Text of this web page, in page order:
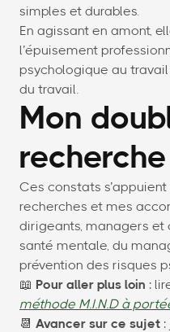
simples et durables.
En agissant en amont,
l’épuisement
psychologique au
du travail.
Mon
Ces constats
recherches et mes
dirigeants, managers et
santé mentale, du
prévention des risques
📖 Pour aller plus loin :
méthode M.I.N.D à
📆 Avancer sur ce sujet :